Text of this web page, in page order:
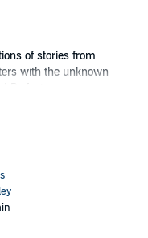
of stories from
with the unknown
Bigfoot.
men and women who
think twice before going